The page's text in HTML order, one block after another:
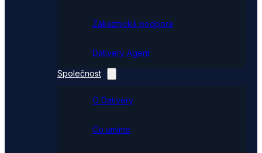
Zákaznická podpora
Dativery Agent
Společnost
O Dativery
Co umíme